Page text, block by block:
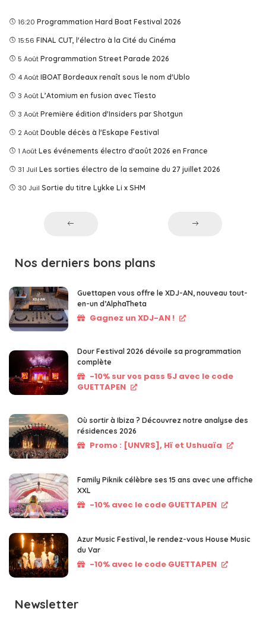
16:20 Programmation Hard Boat Festival 2026
15:56 FINAL CUT, l'électro à la Cité du Cinéma
5 Août Programmation Street Parade 2026
4 Août IBOAT Bordeaux renaît sous le nom d'Ublo
3 Août L’Atomium en fusion avec Tîesto
3 Août Première édition d'Insiders par Shotgun
2 Août Double décès à l'Eskape Festival
1 Août Les événements électro d'août 2026 en France
31 Juil Les sorties électro de la semaine du 27 juillet 2026
30 Juil Sortie du titre Lykke Li x SHM
Nos derniers bons plans
Guettapen vous offre le XDJ-AN, nouveau tout-
en-un d’AlphaTheta
Gagnez un XDJ-AN !
Dour Festival 2026 dévoile sa programmation
complète
-10% sur vos pass 5J avec le code
GUETTAPEN
Où sortir à Ibiza ? Découvrez notre analyse des
résidences 2026
Promo : [UNVRS], Hï et Ushuaïa
Family Piknik célèbre ses 15 ans avec une affiche
XXL
-10% avec le code GUETTAPEN
Azur Music Festival, le rendez-vous House Music
du Var
-10% avec le code GUETTAPEN
Newsletter